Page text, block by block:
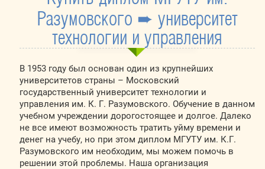
Разумовского ➨ университет
технологии и управления
В 1953 году был основан один из крупнейших
университетов страны – Московский
государственный университет технологии и
управления им. К. Г. Разумовского. Обучение в данном
учебном учреждении дорогостоящее и долгое. Далеко
не все имеют возможность тратить уйму времени и
денег на учебу, но при этом диплом МГУТУ им. К.Г.
Разумовского им необходим, мы можем помочь в
решении этой проблемы. Наша организация